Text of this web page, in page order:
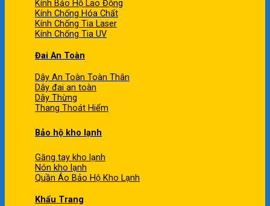
Kính Bảo Hộ Lao Động
Kính Chống Hóa Chất
Kính Chống Tia Laser
Kính Chống Tia UV
Đai An Toàn
Dây An Toàn Toàn Thân
Dây đai an toàn
Dây Thừng
Thang Thoát Hiểm
Bảo hộ kho lạnh
Găng tay kho lạnh
Nón kho lạnh
Quần Áo Bảo Hộ Kho Lạnh
Khẩu Trang